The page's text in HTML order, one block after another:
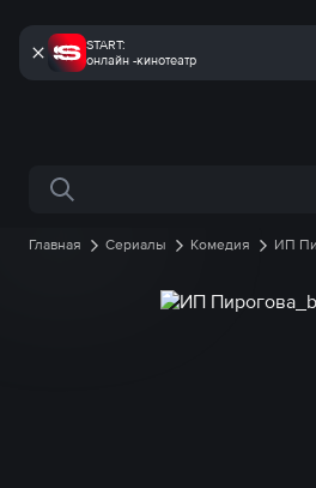
START:
онлайн -кинотеатр
Поиск по сайту
Главная Сериалы Комедия ИП